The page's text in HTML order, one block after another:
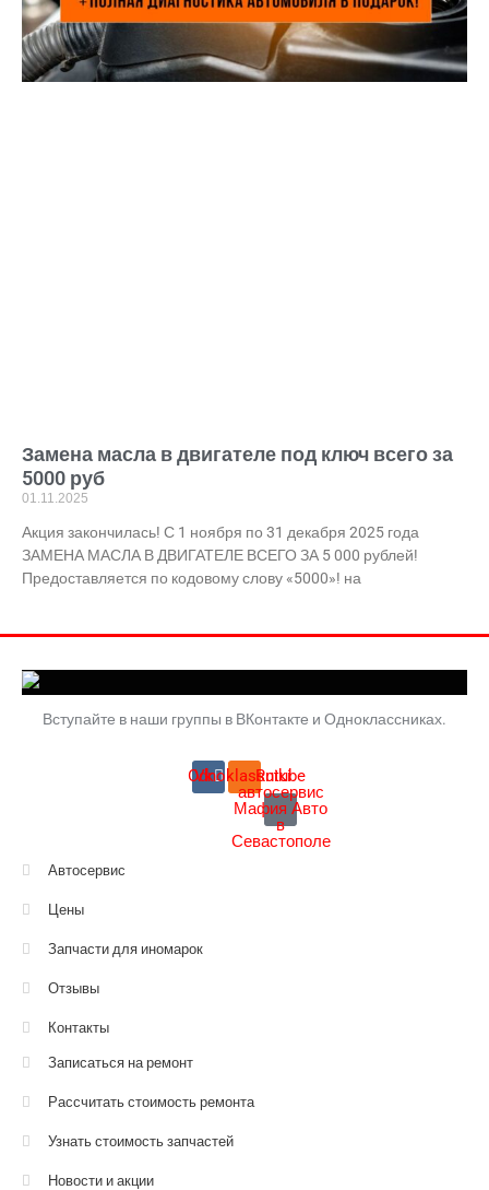
Замена масла в двигателе под ключ всего за
5000 руб
01.11.2025
Акция закончилась! С 1 ноября по 31 декабря 2025 года
ЗАМЕНА МАСЛА В ДВИГАТЕЛЕ ВСЕГО ЗА 5 000 рублей!
Предоставляется по кодовому слову «5000»! на
Вступайте в наши группы в ВКонтакте и Одноклассниках.
Vk
Odnoklassniki
Rutube
автосервис
Мафия Авто
в
Севастополе
Автосервис
Цены
Запчасти для иномарок
Отзывы
Контакты
Записаться на ремонт
Рассчитать стоимость ремонта
Узнать стоимость запчастей
Новости и акции